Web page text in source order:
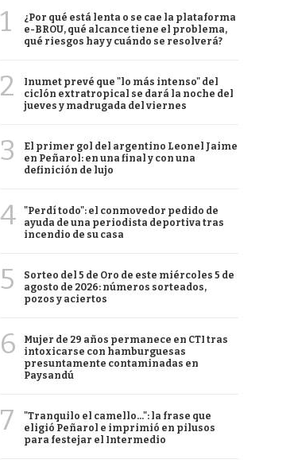
1
¿Por qué está lenta o se cae la plataforma
e-BROU, qué alcance tiene el problema,
qué riesgos hay y cuándo se resolverá?
2
Inumet prevé que "lo más intenso" del
ciclón extratropical se dará la noche del
jueves y madrugada del viernes
3
El primer gol del argentino Leonel Jaime
en Peñarol: en una final y con una
definición de lujo
4
"Perdí todo": el conmovedor pedido de
ayuda de una periodista deportiva tras
incendio de su casa
5
Sorteo del 5 de Oro de este miércoles 5 de
agosto de 2026: números sorteados,
pozos y aciertos
6
Mujer de 29 años permanece en CTI tras
intoxicarse con hamburguesas
presuntamente contaminadas en
Paysandú
7
"Tranquilo el camello...": la frase que
eligió Peñarol e imprimió en pilusos
para festejar el Intermedio